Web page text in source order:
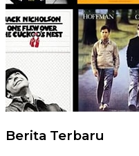
Berita Terbaru